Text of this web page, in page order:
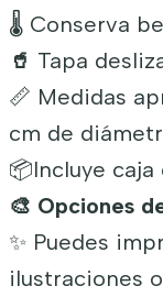
🌡️ Conserva
🥤 Tapa
📏 Medidas
cm de
📦Incluye
🎨 Opciones
✨ Puedes
ilustraciones